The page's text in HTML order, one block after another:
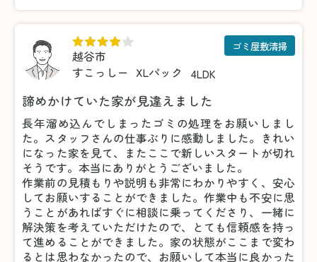
越谷市
すこっしー
XLパック 4LDK
ゴミ屋敷清掃
諦めかけていた家が見違えました
長年溜め込んでしまったゴミの処理をお願いしまし
た。スタッフさんの仕事ぶりに感動しました。きれい
になった家を見て、またここで新しいスタートが切れ
そうです。本当にありがとうございました。
作業前の見積もりや説明も非常にわかりやすく、安心
してお願いすることができました。作業中も不安に思
うことがあればすぐに相談に乗ってくださり、一緒に
解決策を考えていただけたので、とても信頼感を持っ
て進めることができました。家の状態がここまで変わ
るとは思わなかったので、お願いして本当に良かった